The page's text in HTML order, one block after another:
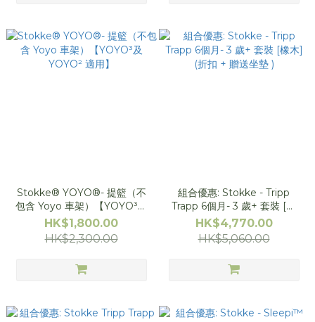
Stokke® YOYO®- 提籃（不
包含 Yoyo 車架）【YOYO³及
YOYO² 適用】
HK$1,800.00
HK$2,300.00
組合優惠: Stokke - Tripp
Trapp 6個月- 3 歲+ 套裝 [橡
木] (折扣 + 贈送坐墊 )
HK$4,770.00
HK$5,060.00